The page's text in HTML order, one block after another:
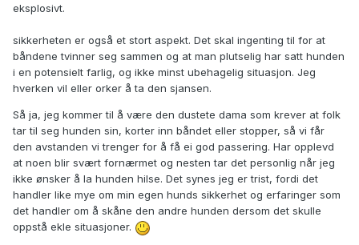
eksplosivt.
sikkerheten er også et stort aspekt. Det skal ingenting til for at
båndene tvinner seg sammen og at man plutselig har satt hunden
i en potensielt farlig, og ikke minst ubehagelig situasjon. Jeg
hverken vil eller orker å ta den sjansen.
Så ja, jeg kommer til å være den dustete dama som krever at folk
tar til seg hunden sin, korter inn båndet eller stopper, så vi får
den avstanden vi trenger for å få ei god passering. Har opplevd
at noen blir svært fornærmet og nesten tar det personlig når jeg
ikke ønsker å la hunden hilse. Det synes jeg er trist, fordi det
handler like mye om min egen hunds sikkerhet og erfaringer som
det handler om å skåne den andre hunden dersom det skulle
oppstå ekle situasjoner.